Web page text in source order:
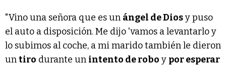
"Vino una señora que es un ángel de Diosy puso
el auto a disposición. Me dijo 'vamos a levantarlo y
lo subimos al coche, a mi marido también le dieron
untiro durante un intento de robo y por esperar